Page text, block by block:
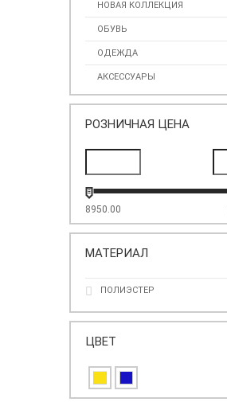
НОВАЯ КОЛЛЕКЦИЯ
ОБУВЬ
ОДЕЖДА
АКСЕССУАРЫ
РОЗНИЧНАЯ ЦЕНА
8950.00
МАТЕРИАЛ
ПОЛИЭСТЕР
ЦВЕТ